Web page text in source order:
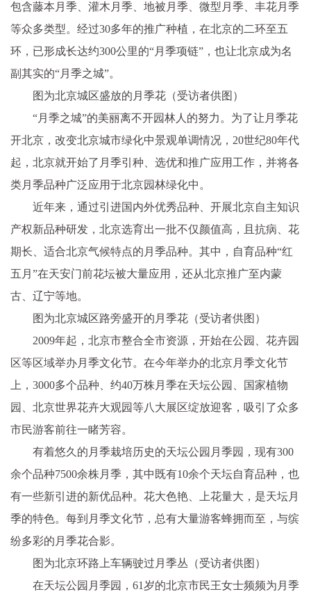
包含藤本月季、灌木月季、地被月季、微型月季、丰花月季
等众多类型。经过30多年的推广种植，在北京的二环至五
环，已形成长达约300公里的“月季项链”，也让北京成为名
副其实的“月季之城”。
图为北京城区盛放的月季花（受访者供图）
“月季之城”的美丽离不开园林人的努力。为了让月季花
开北京，改变北京城市绿化中景观单调情况，20世纪80年代
起，北京就开始了月季引种、选优和推广应用工作，并将各
类月季品种广泛应用于北京园林绿化中。
近年来，通过引进国内外优秀品种、开展北京自主知识
产权新品种研发，北京选育出一批不仅颜值高，且抗病、花
期长、适合北京气候特点的月季品种。其中，自育品种“红
五月”在天安门前花坛被大量应用，还从北京推广至内蒙
古、辽宁等地。
图为北京城区路旁盛开的月季花（受访者供图）
2009年起，北京市整合全市资源，开始在公园、花卉园
区等区域举办月季文化节。在今年举办的北京月季文化节
上，3000多个品种、约40万株月季在天坛公园、国家植物
园、北京世界花卉大观园等八大展区绽放迎客，吸引了众多
市民游客前往一睹芳容。
有着悠久的月季栽培历史的天坛公园月季园，现有300
余个品种7500余株月季，其中既有10余个天坛自育品种，也
有一些新引进的新优品种。花大色艳、上花量大，是天坛月
季的特色。每到月季文化节，总有大量游客蜂拥而至，与缤
纷多彩的月季花合影。
图为北京环路上车辆驶过月季丛（受访者供图）
在天坛公园月季园，61岁的北京市民王女士频频为月季